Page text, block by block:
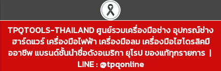
TPQTOOLS-THAILAND ศูนย์รวมเครื่องมือช่าง อุปกรณ์ช่าง
ฮาร์ดแวร์ เครื่องมือไฟฟ้า เครื่องมือลม เครื่องมือไฮโดรลิคมื
ออาชีพ แบรนด์ชั้นนำชื่อดังอเมริกา ยุโรป ของแท้ทุกรายการ |
LINE : @tpqonline